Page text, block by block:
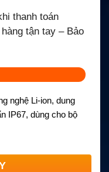
thanh toán
tận tay – Bảo
nghệ Li-ion, dung
IP67, dùng cho bộ